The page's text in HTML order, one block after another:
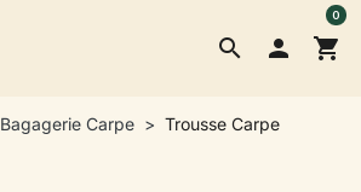
search  shopping_cart
0
Bagagerie Carpe Trousse Carpe